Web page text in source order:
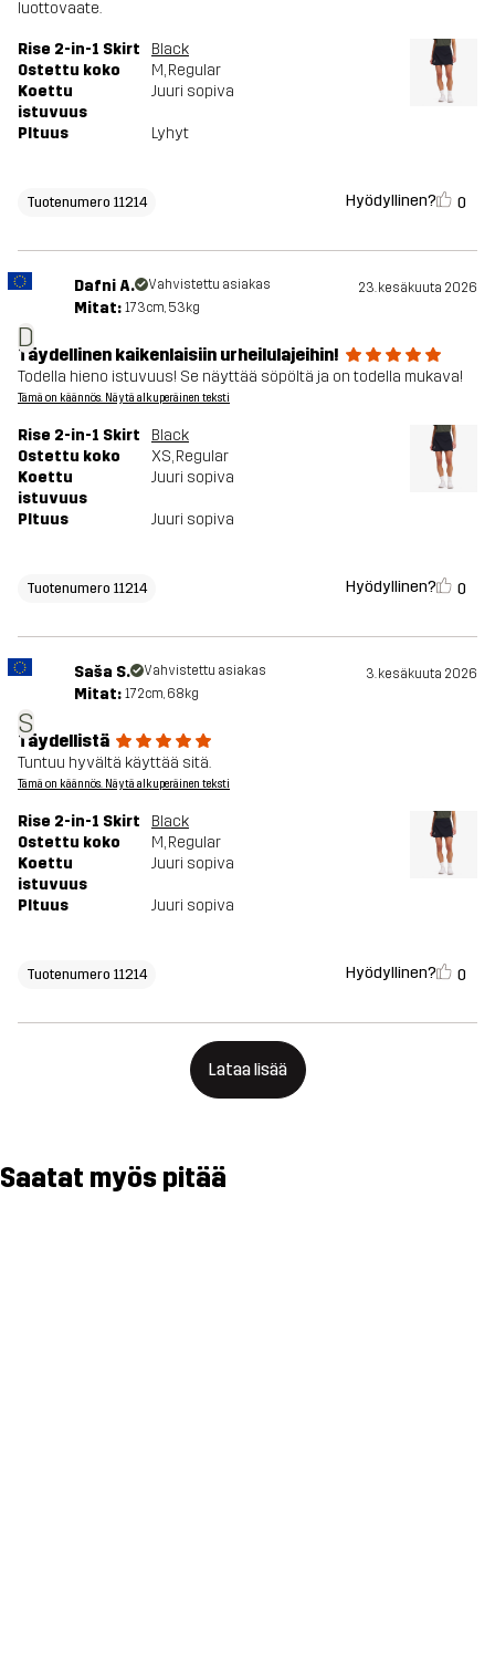
luottovaate.
Rise 2-in-1 Skirt
Black
Ostettu koko
M, Regular
Koettu
istuvuus
Juuri sopiva
PItuus Lyhyt
Tuotenumero 11214 Hyödyllinen? 0
D
Dafni A. Vahvistettu asiakas 23. kesäkuuta 2026
Mitat: 173cm, 53kg
Täydellinen kaikenlaisiin urheilulajeihin!
Todella hieno istuvuus! Se näyttää söpöltä ja on todella mukava!
Tämä on käännös. Näytä alkuperäinen teksti
Rise 2-in-1 Skirt
Black
Ostettu koko
XS, Regular
Koettu
istuvuus
Juuri sopiva
PItuus Juuri sopiva
Tuotenumero 11214 Hyödyllinen? 0
S
Saša S. Vahvistettu asiakas 3. kesäkuuta 2026
Mitat: 172cm, 68kg
Täydellistä
Tuntuu hyvältä käyttää sitä.
Tämä on käännös. Näytä alkuperäinen teksti
Rise 2-in-1 Skirt
Black
Ostettu koko
M, Regular
Koettu
istuvuus
Juuri sopiva
PItuus Juuri sopiva
Tuotenumero 11214 Hyödyllinen? 0
Lataa lisää
Saatat myös pitää